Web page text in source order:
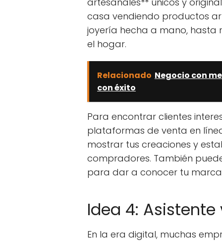
casa vendiendo productos
joyería hecha a mano,
el hogar.
Relacionado Negocio con
con éxito
Para encontrar clientes
plataformas de venta en
mostrar tus creaciones y
compradores. También
para dar a conocer tu
Idea 4: Asistente
En la era digital, muchas